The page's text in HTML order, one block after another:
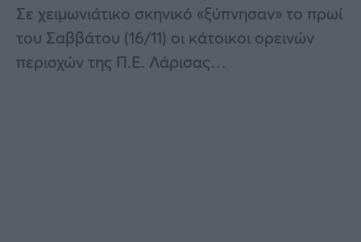
Σε χειμωνιάτικο σκηνικό «ξύπνησαν» το πρωί
του Σαββάτου (16/11) οι κάτοικοι ορεινών
περιοχών της Π.Ε. Λάρισας…